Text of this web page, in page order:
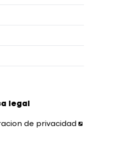
legal
de privacidad